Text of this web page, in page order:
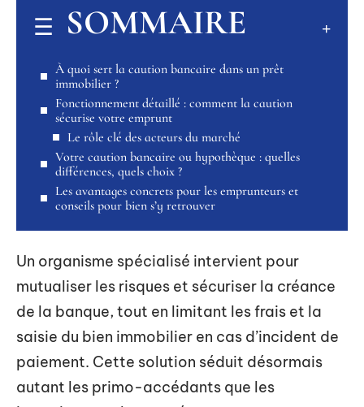
SOMMAIRE
À quoi sert la caution bancaire dans un prêt
immobilier ?
Fonctionnement détaillé : comment la caution
sécurise votre emprunt
Le rôle clé des acteurs du marché
Votre caution bancaire ou hypothèque : quelles
différences, quels choix ?
Les avantages concrets pour les emprunteurs et
conseils pour bien s’y retrouver
Un organisme spécialisé intervient pour
mutualiser les risques et sécuriser la créance
de la banque, tout en limitant les frais et la
saisie du bien immobilier en cas d’incident de
paiement. Cette solution séduit désormais
autant les primo-accédants que les